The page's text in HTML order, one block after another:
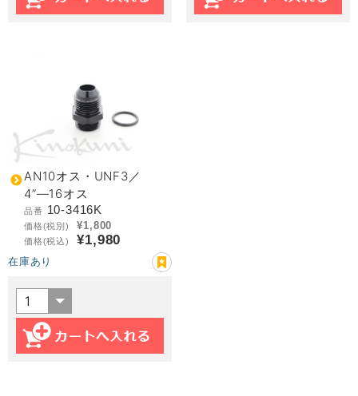
AN10オス・UNF3／
4”―16オス
品番 10-3416K
価格(税別) ¥1,800
価格(税込) ¥1,980
在庫あり